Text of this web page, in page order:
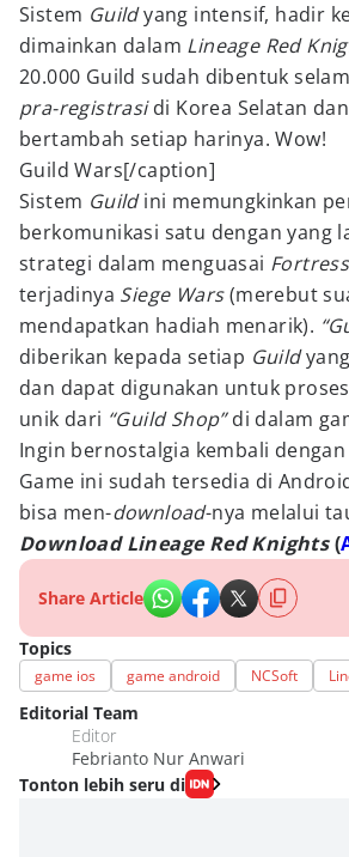
Sistem Guildyang intensif, hadir
dimainkan dalam Lineage Red
20.000 Guild sudah dibentuk
pra-registrasidi Korea Selatan
bertambah setiap harinya. Wow!
Guild Wars[/caption]
Sistem Guildini memungkinkan
berkomunikasi satu dengan yang
strategi dalam menguasai Fortress
terjadinya Siege Wars(merebut
mendapatkan hadiah menarik).
diberikan kepada setiap Guild
dan dapat digunakan untuk
unik dari “Guild Shop”di dalam
Ingin bernostalgia kembali
Game ini sudah tersedia di
bisa men-download-nya melalui
Download Lineage Red Knights(
Share Article
Topics
game ios game android NCSoft
Editorial Team
Editor
Febrianto Nur Anwari
Tonton lebih seru di